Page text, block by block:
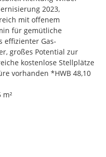
2023,
mit offenem
für gemütliche
effizienter Gas-
großes Potential zur
kostenlose Stellplätze
vorhanden *HWB 48,10
m²